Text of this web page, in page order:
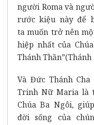
người Roma và
rước kiệu này để
ta muốn trở nên
hiệp nhất của
Thánh
Và Đức Thánh
Trinh Nữ Maria là
Chúa Ba Ngôi,
đời sống của